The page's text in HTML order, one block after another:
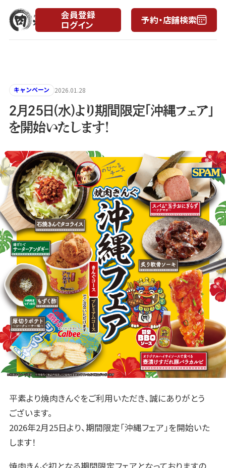
会員登録
ログイン
予約・店舗検索
キャンペーン 2026.01.28
2月25日(水)より期間限定「沖縄フェア」
を開始いたします！
平素より焼肉きんぐをご利用いただき、誠にありがとう
ございます。
2026年2月25日より、期間限定「沖縄フェア」を開始いた
します！